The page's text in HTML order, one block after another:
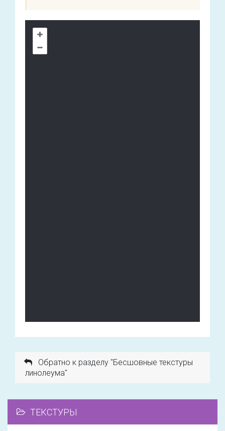
Обратно к разделу "Бесшовные текстуры
линолеума"
ТЕКСТУРЫ